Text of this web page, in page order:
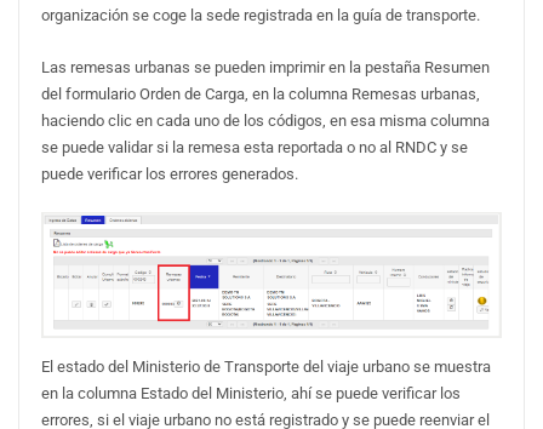
organización se coge la sede registrada en la guía de transporte.
Las remesas urbanas se pueden imprimir en la pestaña Resumen
del formulario Orden de Carga, en la columna Remesas urbanas,
haciendo clic en cada uno de los códigos, en esa misma columna
se puede validar si la remesa esta reportada o no al RNDC y se
puede verificar los errores generados.
El estado del Ministerio de Transporte del viaje urbano se muestra
en la columna Estado del Ministerio, ahí se puede verificar los
errores, si el viaje urbano no está registrado y se puede reenviar el